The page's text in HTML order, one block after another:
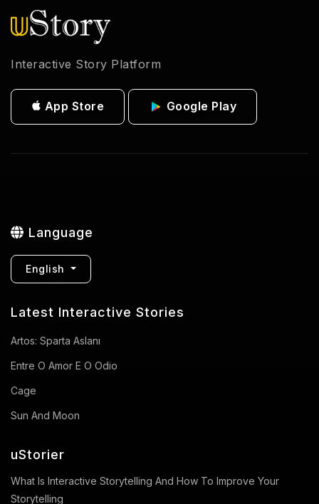
Interactive Story Platform
App Store Google Play
Language
English
Latest Interactive Stories
Artos: Sparta Aslanı
Entre O Amor E O Odio
Cage
Sun And Moon
uStorier
What Is Interactive Storytelling And How To Improve Your
Storytelling